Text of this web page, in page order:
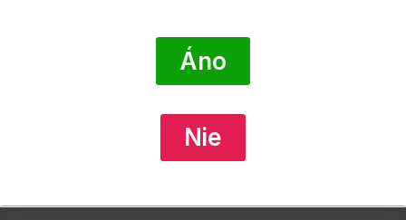
DETAIL PRODUKTU
Áno
Nie